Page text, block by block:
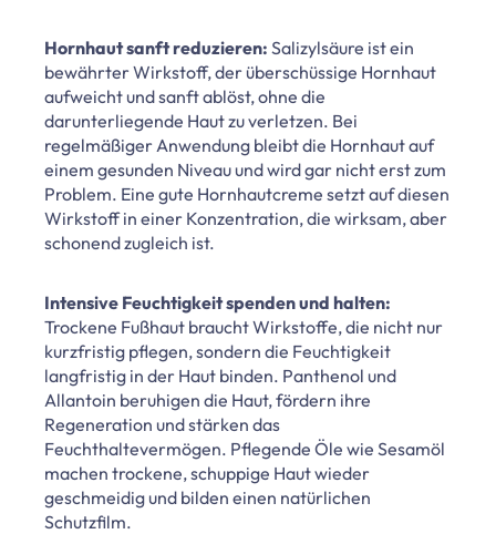
Hornhaut sanft reduzieren: Salizylsäure ist ein
bewährter Wirkstoff, der überschüssige Hornhaut
aufweicht und sanft ablöst, ohne die
darunterliegende Haut zu verletzen. Bei
regelmäßiger Anwendung bleibt die Hornhaut auf
einem gesunden Niveau und wird gar nicht erst zum
Problem. Eine gute Hornhautcreme setzt auf diesen
Wirkstoff in einer Konzentration, die wirksam, aber
schonend zugleich ist.
Intensive Feuchtigkeit spenden und halten:
Trockene Fußhaut braucht Wirkstoffe, die nicht nur
kurzfristig pflegen, sondern die Feuchtigkeit
langfristig in der Haut binden. Panthenol und
Allantoin beruhigen die Haut, fördern ihre
Regeneration und stärken das
Feuchthaltevermögen. Pflegende Öle wie Sesamöl
machen trockene, schuppige Haut wieder
geschmeidig und bilden einen natürlichen
Schutzfilm.